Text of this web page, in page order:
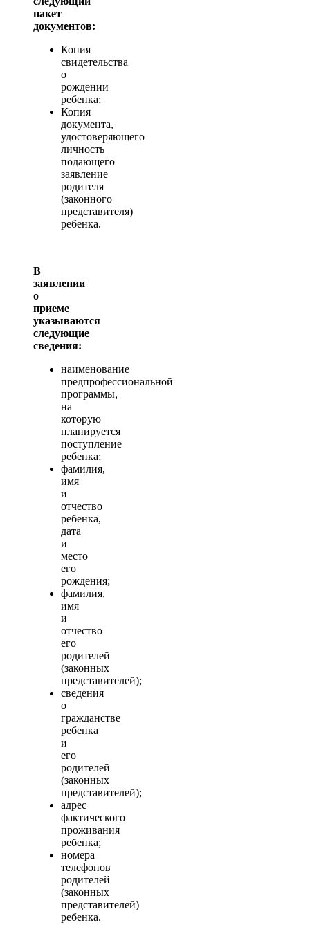
пакет
документов:
Копия
свидетельства
о
рождении
ребенка;
Копия
документа,
удостоверяющего
личность
подающего
заявление
родителя
(законного
представителя)
ребенка.
В
заявлении
о
приеме
указываются
следующие
сведения:
наименование
предпрофессиональной
программы,
на
которую
планируется
поступление
ребенка;
фамилия,
имя
и
отчество
ребенка,
дата
и
место
его
рождения;
фамилия,
имя
и
отчество
его
родителей
(законных
представителей);
сведения
о
гражданстве
ребенка
и
его
родителей
(законных
представителей);
адрес
фактического
проживания
ребенка;
номера
телефонов
родителей
(законных
представителей)
ребенка.